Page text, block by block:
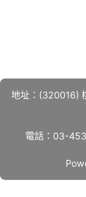
地址：(320016)
電話：03-